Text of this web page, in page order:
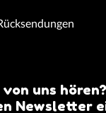
uns
Newsletter